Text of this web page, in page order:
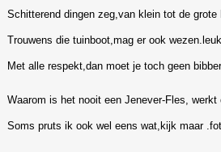
Schitterend dingen zeg,van klein tot de
Trouwens die tuinboot,mag er ook
Met alle respekt,dan moet je toch geen
Waarom is het nooit een Jenever-Fles,
Soms pruts ik ook wel eens wat,kijk maar